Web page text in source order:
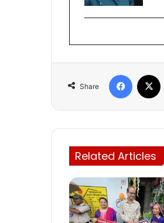
Share
Facebook
Related Articles